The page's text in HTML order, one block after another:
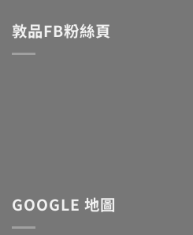
敦品FB粉絲頁
GOOGLE 地圖